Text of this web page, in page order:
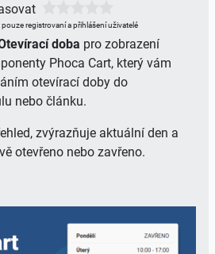
registrovaní a přihlášení uživatelé
doba pro zobrazení
Phoca Cart, který vám
otevírací doby do
nebo článku.
zvýrazňuje aktuální den a
otevřeno nebo zavřeno.